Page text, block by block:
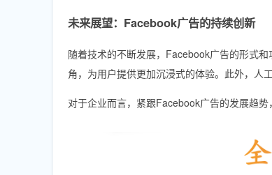
未来展望：Facebook广告的持续创新
随着技术的不断发展，Facebook广告的形式
角，为用户提供更加沉浸式的体验。此外，人
对于企业而言，紧跟Facebook广告的发展趋